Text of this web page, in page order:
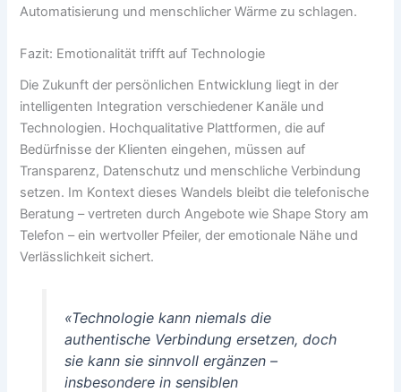
Automatisierung und menschlicher Wärme zu schlagen.
Fazit: Emotionalität trifft auf Technologie
Die Zukunft der persönlichen Entwicklung liegt in der
intelligenten Integration verschiedener Kanäle und
Technologien. Hochqualitative Plattformen, die auf
Bedürfnisse der Klienten eingehen, müssen auf
Transparenz, Datenschutz und menschliche Verbindung
setzen. Im Kontext dieses Wandels bleibt die telefonische
Beratung – vertreten durch Angebote wie Shape Story am
Telefon – ein wertvoller Pfeiler, der emotionale Nähe und
Verlässlichkeit sichert.
«Technologie kann niemals die
authentische Verbindung ersetzen, doch
sie kann sie sinnvoll ergänzen –
insbesondere in sensiblen